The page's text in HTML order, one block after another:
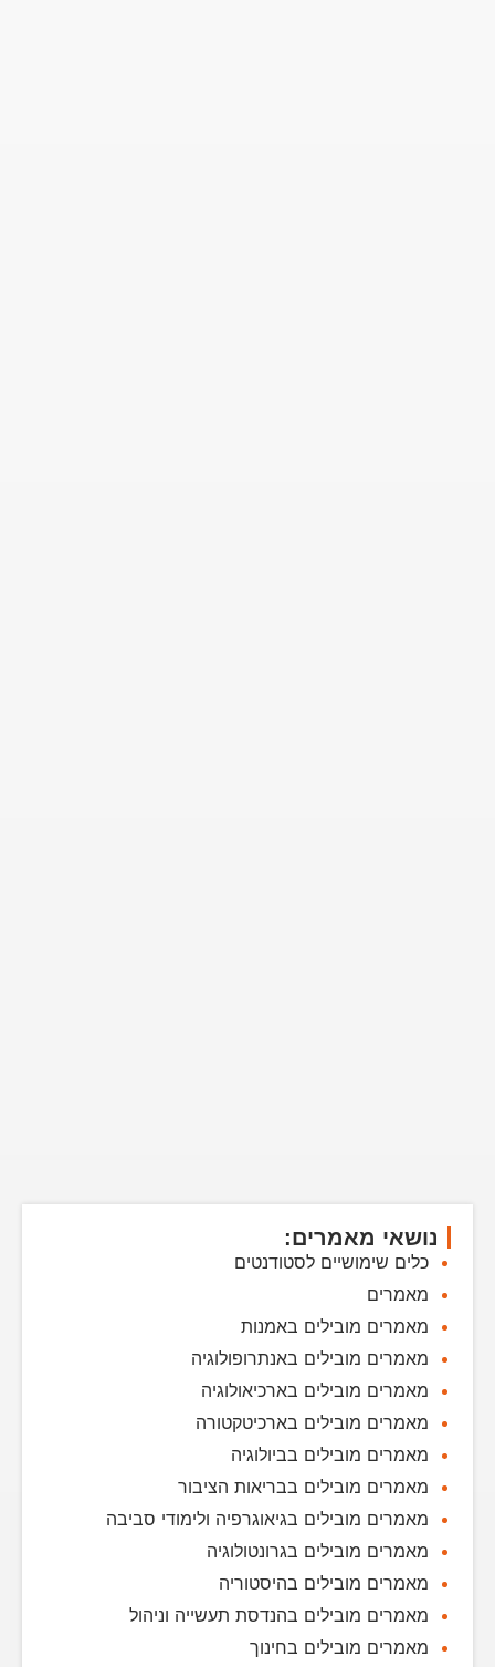
נושאי מאמרים:
כלים שימושיים לסטודנטים
מאמרים
מאמרים מובילים באמנות
מאמרים מובילים באנתרופולוגיה
מאמרים מובילים בארכיאולוגיה
מאמרים מובילים בארכיטקטורה
מאמרים מובילים בביולוגיה
מאמרים מובילים בבריאות הציבור
מאמרים מובילים בגיאוגרפיה ולימודי סביבה
מאמרים מובילים בגרונטולוגיה
מאמרים מובילים בהיסטוריה
מאמרים מובילים בהנדסת תעשייה וניהול
מאמרים מובילים בחינוך